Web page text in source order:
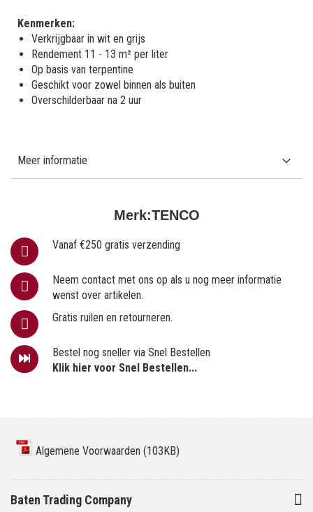
Merk:TENCO
Vanaf €250 gratis verzending
Neem contact met ons op als u nog meer informatie
wenst over artikelen.
Gratis ruilen en retourneren.
Bestel nog sneller via Snel Bestellen
Klik hier voor Snel Bestellen...
Kenmerken:
Verkrijgbaar in wit en grijs
Rendement 11 - 13 m² per liter
Op basis van terpentine
Geschikt voor zowel binnen als buiten
Overschilderbaar na 2 uur
Meer informatie
Algemene Voorwaarden (103KB)
Baten Trading Company